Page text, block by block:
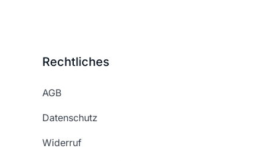
Rechtliches
AGB
Datenschutz
Widerruf